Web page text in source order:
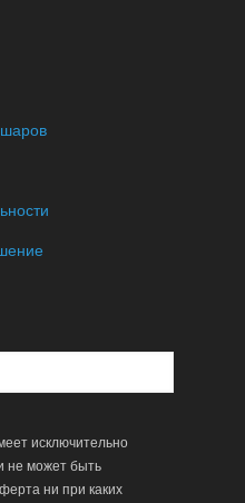
исключительно
не может быть
ни при каких